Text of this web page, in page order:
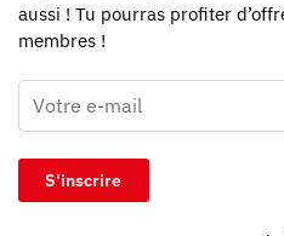
aussi ! Tu pourras profiter
membres !